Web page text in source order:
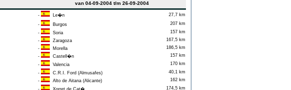
van 04-09-2004 t/m 26-09-2004
- Le�n
27,7 km
- Burgos
207 km
- Soria
157 km
- Zaragoza
167,5 km
- Morella
186,5 km
- Castell�n
157 km
- Valencia
170 km
- C.R.I. Ford (Almusafes)
40,1 km
- Alto de Aitana (Alicante)
162 km
174,5 km